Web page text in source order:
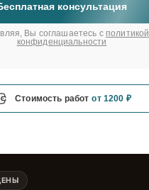
консультация
Вы соглашаетесь с политикой
конфиденциальности
Стоимость работ от 1200 ₽